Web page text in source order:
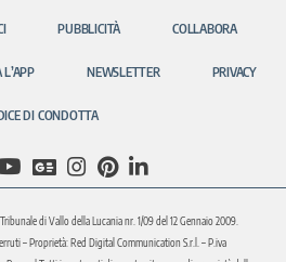
PUBBLICITÀ COLLABORA
L’APP NEWSLETTER PRIVACY
DI CONDOTTA
di Vallo della Lucania nr. 1/09 del 12 Gennaio 2009.
– Proprietà: Red Digital Communication S.r.l. – P.iva